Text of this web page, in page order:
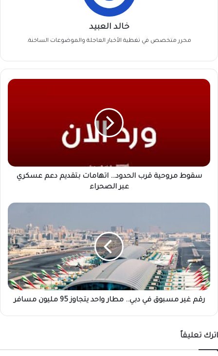
خالد العبيد
محرر متخصص في تغطية الأخبار العاجلة والموضوعات الساخنة.
سقوط
عبر
الصحراء
سقوط مروحية قرب الحدود… اتهامات بتقديم دعم عسكري
عبر الصحراء
رقم
في
دبي..
مطار
واحد
يتجاوز
95
مليون
رقم غير مسبوق في دبي.. مطار واحد يتجاوز 95 مليون مسافر
اترك تعليقاً